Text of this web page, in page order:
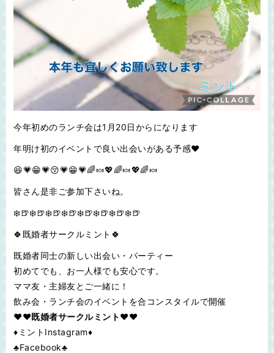
今年初めのランチ会は1月20日からになります
年明け初のイベントで良い出会いがある予感♥️
😆💗😁💗😚💗😁💗🌈🍬💖🌈🍬💖🌈🍬
皆さん是非ご参加下さいね。
❄️🍺❄️🍺❄️🍺❄️🍺❄️🍺❄️🍺❄️🍺❄️🍺
🍀既婚者サークルミント🍀
既婚者同士の新しい出会い・パーティー
初めてでも、お一人様でも安心です。
ママ友・主婦友とご一緒に！
飲み会・ランチ会のイベントを合コンスタイルで開催
♥❤既婚者サークルミント❤♥
♦ミントInstagram♦
♣Facebook♣